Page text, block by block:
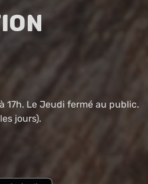
17h. Le Jeudi fermé au public.
jours).